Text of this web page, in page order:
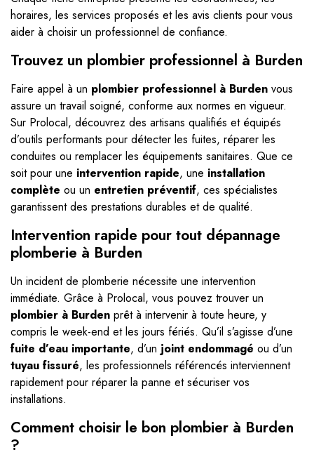
horaires, les services proposés et les avis clients pour vous
aider à choisir un professionnel de confiance.
Trouvez un plombier professionnel à Burden
Faire appel à un plombier professionnel à Burden vous
assure un travail soigné, conforme aux normes en vigueur.
Sur Prolocal, découvrez des artisans qualifiés et équipés
d’outils performants pour détecter les fuites, réparer les
conduites ou remplacer les équipements sanitaires. Que ce
soit pour une intervention rapide, une installation
complète ou un entretien préventif, ces spécialistes
garantissent des prestations durables et de qualité.
Intervention rapide pour tout dépannage
plomberie à Burden
Un incident de plomberie nécessite une intervention
immédiate. Grâce à Prolocal, vous pouvez trouver un
plombier à Burden prêt à intervenir à toute heure, y
compris le week-end et les jours fériés. Qu’il s’agisse d’une
fuite d’eau importante, d’un joint endommagé ou d’un
tuyau fissuré, les professionnels référencés interviennent
rapidement pour réparer la panne et sécuriser vos
installations.
Comment choisir le bon plombier à Burden
?